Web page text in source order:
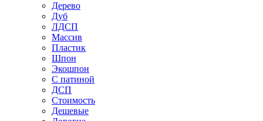
Дерево
Дуб
ЛДСП
Массив
Пластик
Шпон
Экошпон
С патиной
ДСП
Стоимость
Дешевые